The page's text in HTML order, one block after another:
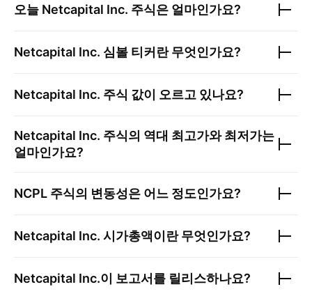
오늘 Netcapital Inc. 주식은 얼마인가요?
Netcapital Inc. 심볼 티커란 무엇인가요?
Netcapital Inc. 주식 값이 오르고 있나요?
Netcapital Inc. 주식의 역대 최고가와 최저가는
얼마인가요?
NCPL 주식의 변동성은 어느 정도인가요?
Netcapital Inc. 시가총액이란 무엇인가요?
Netcapital Inc.이 보고서를 릴리스하나요?